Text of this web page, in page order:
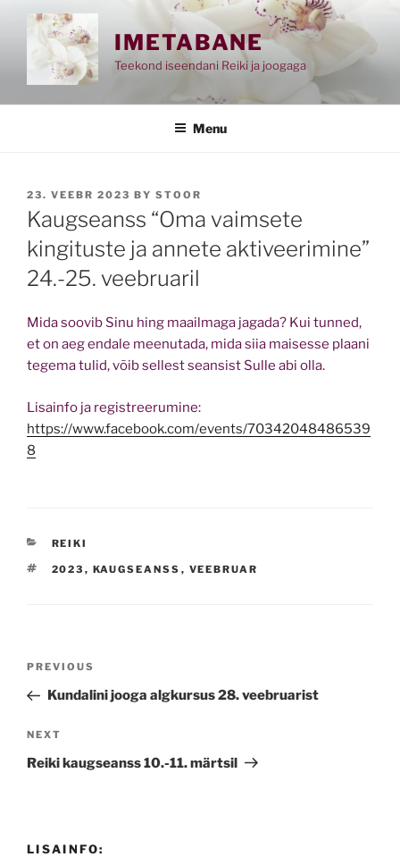
IMETABANE
Teekond iseendani Reiki ja joogaga
Menu
POSTED
ON
23. VEEBR 2023 BY STOOR
Kaugseanss “Oma vaimsete
kingituste ja annete aktiveerimine”
24.-25. veebruaril
Mida soovib Sinu hing maailmaga jagada? Kui tunned,
et on aeg endale meenutada, mida siia maisesse plaani
tegema tulid, võib sellest seansist Sulle abi olla.
Lisainfo ja registreerumine:
https://www.facebook.com/events/70342048486539
8
CATEGORIES
REIKI
TAGS
2023 , KAUGSEANSS , VEEBRUAR
Navigeerimine
Previous
Post
PREVIOUS
Kundalini jooga algkursus 28. veebruarist
Next
Post
NEXT
Reiki kaugseanss 10.-11. märtsil
LISAINFO: